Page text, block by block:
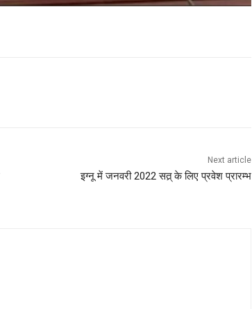
Next article
इग्नू में जनवरी 2022 सत्र् के लिए प्रवेश प्रारम्भ